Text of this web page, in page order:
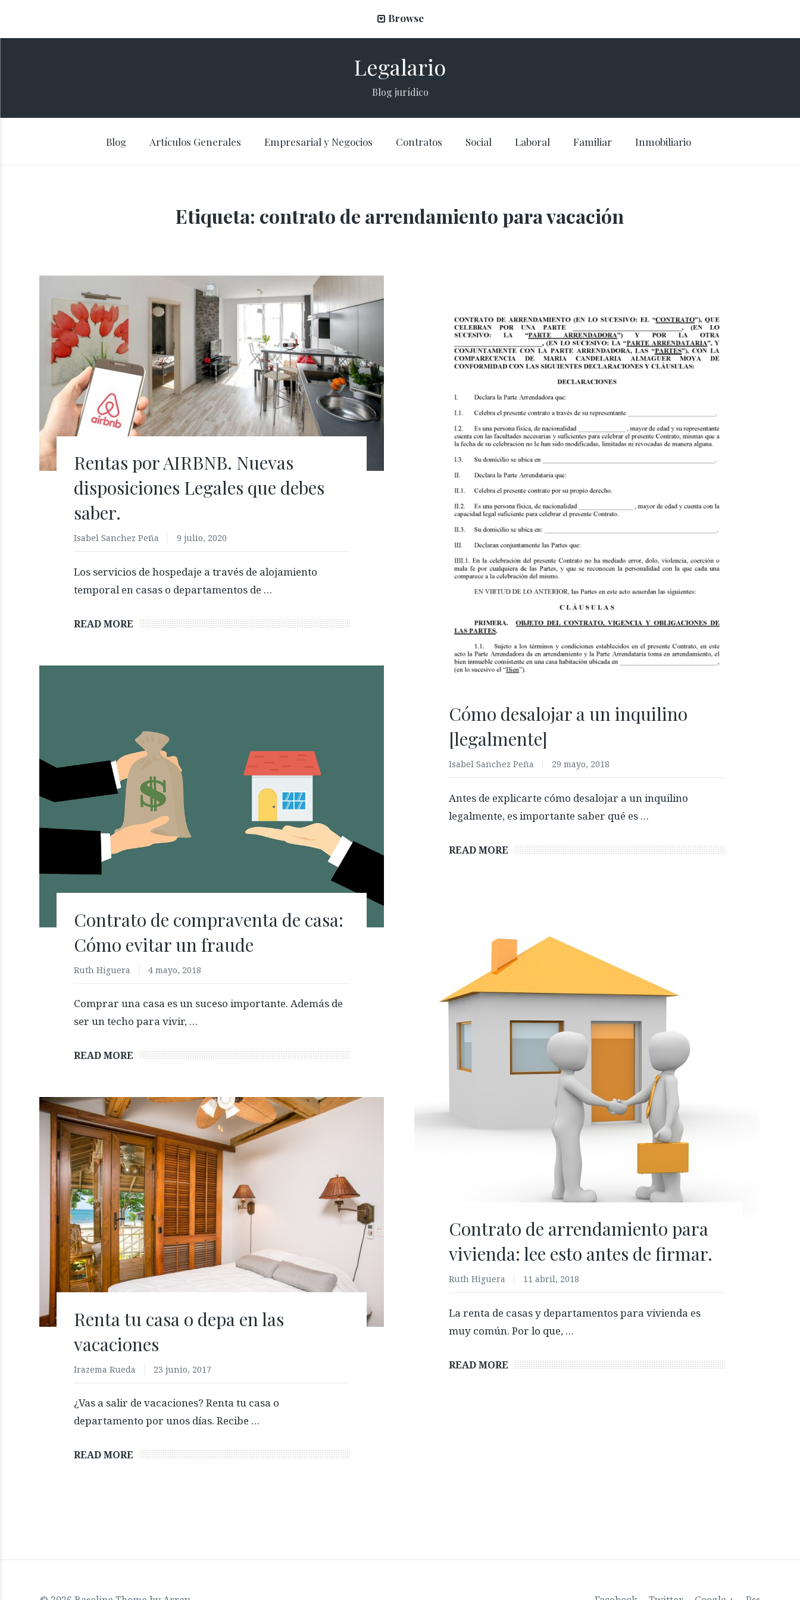
Browse
Legalario
Blog jurídico
Blog Artículos Generales Empresarial y Negocios Contratos Social Laboral Familiar Inmobiliario
Etiqueta: contrato de arrendamiento para vacación
Rentas por AIRBNB. Nuevas
disposiciones Legales que debes
saber.
Isabel Sanchez Peña 9 julio, 2020
Los servicios de hospedaje a través de alojamiento
temporal en casas o departamentos de …
READ MORE
Cómo desalojar a un inquilino
[legalmente]
Isabel Sanchez Peña 29 mayo, 2018
Antes de explicarte cómo desalojar a un inquilino
legalmente, es importante saber qué es …
READ MORE
Contrato de compraventa de casa:
Cómo evitar un fraude
Ruth Higuera 4 mayo, 2018
Comprar una casa es un suceso importante. Además de
ser un techo para vivir, …
READ MORE
Contrato de arrendamiento para
vivienda: lee esto antes de firmar.
Ruth Higuera 11 abril, 2018
La renta de casas y departamentos para vivienda es
muy común. Por lo que, …
READ MORE
Renta tu casa o depa en las
vacaciones
Irazema Rueda 23 junio, 2017
¿Vas a salir de vacaciones? Renta tu casa o
departamento por unos días. Recibe …
READ MORE